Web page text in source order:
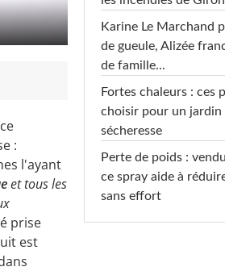
:
l'ayant
et tous les
prise
est
Karine Le Marchand
de gueule, Alizée
de famille...
Fortes chaleurs : ces
choisir pour un jardin
sécheresse
Perte de poids :
ce spray aide à
sans effort